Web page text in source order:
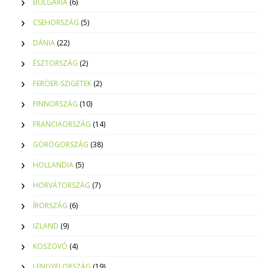
BULGÁRIA (6)
CSEHORSZÁG (5)
DÁNIA (22)
ÉSZTORSZÁG (2)
FERÖER-SZIGETEK (2)
FINNORSZÁG (10)
FRANCIAORSZÁG (14)
GÖRÖGORSZÁG (38)
HOLLANDIA (5)
HORVÁTORSZÁG (7)
ÍRORSZÁG (6)
IZLAND (9)
KOSZOVÓ (4)